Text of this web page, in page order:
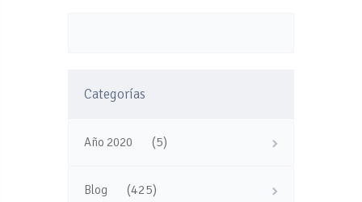
Categorías
Año 2020 (5)
Blog (425)